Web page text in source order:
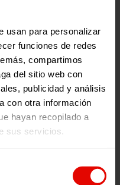
usan para personalizar
funciones de redes
compartimos
del sitio web con
publicidad y análisis
con otra información
hayan recopilado a
sus servicios.
© Irene Galera